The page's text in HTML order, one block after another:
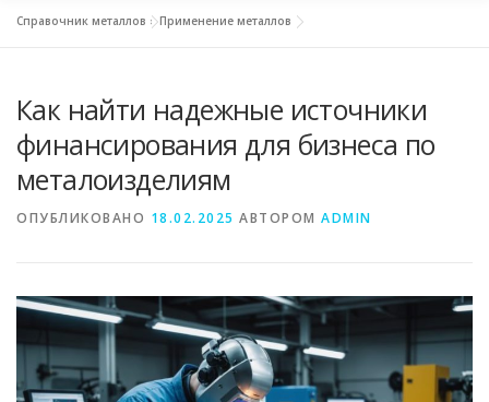
МЕТАЛЛЫ И ОКРУЖАЮЩАЯ СРЕДА
ПРИМЕНЕНИЕ МЕТАЛЛОВ
СТАТЬИ
Справочник металлов »Применение металлов
Как найти надежные источники
финансирования для бизнеса по
металоизделиям
ОПУБЛИКОВАНО 18.02.2025 АВТОРОМ ADMIN